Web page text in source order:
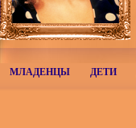
МЛАДЕНЦЫ ДЕТИ